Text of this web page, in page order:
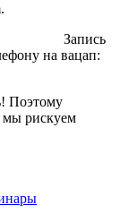
Запись
на вацап:
Поэтому
мы рискуем